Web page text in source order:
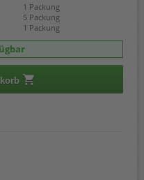
1 Packung
5 Packung
1 Packung